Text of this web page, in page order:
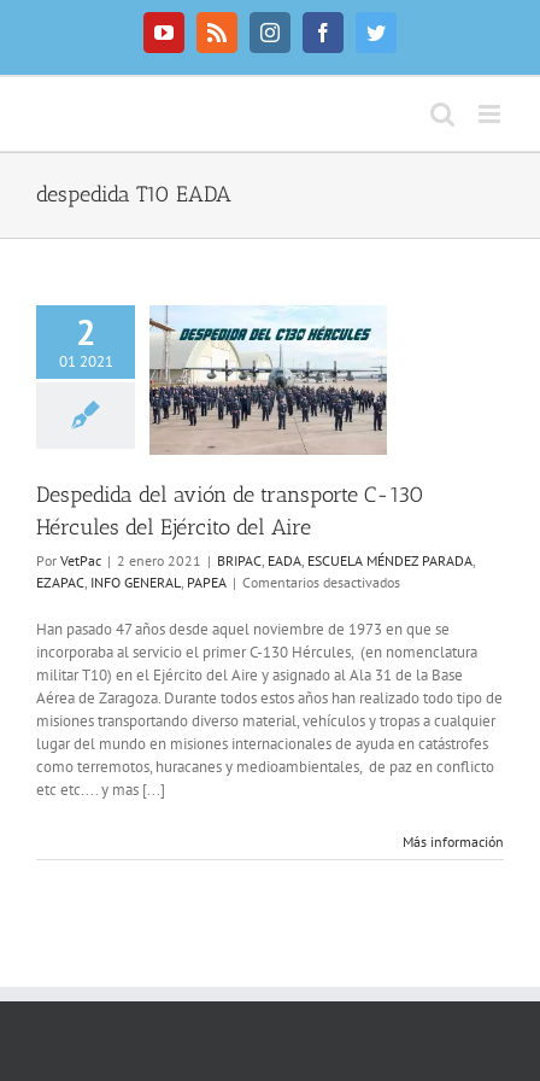
YouTubeRss InstagramFacebookTwitter
despedida T10 EADA
2
01 2021
del avión de
del Aire
ESCUELA
Despedida del avión de transporte C-130
Hércules del Ejército del Aire
Por VetPac | 2 enero 2021 | BRIPAC, EADA, ESCUELA MÉNDEZ PARADA,
EZAPAC, INFO GENERAL, PAPEA | Comentarios desactivadosen
del
avión
de
transporte
130
Hércules
del
Aire
Han pasado 47 años desde aquel noviembre de 1973 en que se
incorporaba al servicio el primer C-130 Hércules, (en nomenclatura
militar T10) en el Ejército del Aire y asignado al Ala 31 de la Base
Aérea de Zaragoza. Durante todos estos años han realizado todo tipo de
misiones transportando diverso material, vehículos y tropas a cualquier
lugar del mundo en misiones internacionales de ayuda en catástrofes
como terremotos, huracanes y medioambientales, de paz en conflicto
etc etc.... y mas [...]
Más información